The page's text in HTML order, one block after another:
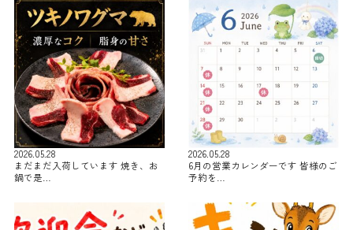
2026.05.28
まだまだ入荷しています 焼き、お
鍋で是…
2026.05.28
6月の営業カレンダーです 皆様のご
予約を…